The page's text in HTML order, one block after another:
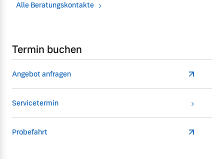
Alle Beratungskontakte
Termin buchen
Angebot anfragen
Servicetermin
Probefahrt